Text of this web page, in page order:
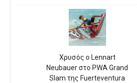
Χρυσός ο Lennart
Neubauer στο PWA Grand
Slam της Fuerteventura